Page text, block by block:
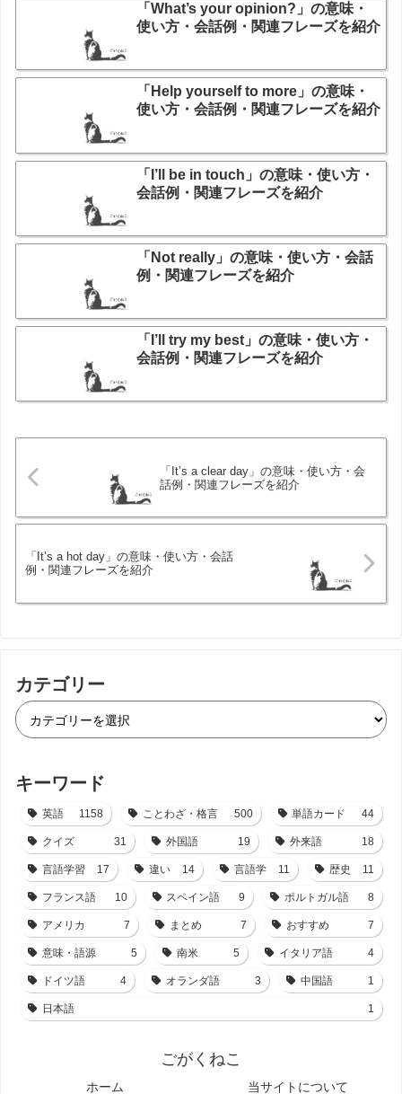
「What’s your opinion?」の意味・
使い方・会話例・関連フレーズを紹介
「Help yourself to more」の意味・
使い方・会話例・関連フレーズを紹介
「I’ll be in touch」の意味・使い方・
会話例・関連フレーズを紹介
「Not really」の意味・使い方・会話
例・関連フレーズを紹介
「I’ll try my best」の意味・使い方・
会話例・関連フレーズを紹介
「It’s a clear day」の意味・使い方・会
話例・関連フレーズを紹介
「It’s a hot day」の意味・使い方・会話
例・関連フレーズを紹介
カテゴリー
キーワード
英語 1158 ことわざ・格言 500 単語カード 44
クイズ 31 外国語 19 外来語 18
言語学習 17 違い 14 言語学 11 歴史 11
フランス語 10 スペイン語 9 ポルトガル語 8
アメリカ 7 まとめ 7 おすすめ 7
意味・語源 5 南米 5 イタリア語 4
ドイツ語 4 オランダ語 3 中国語 1
日本語 1
ごがくねこ
ホーム 当サイトについて